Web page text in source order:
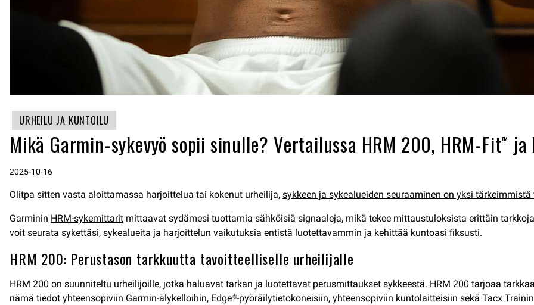
URHEILU JA KUNTOILU
Mikä Garmin-sykevyö sopii sinulle? Vertailussa HRM 200, HRM-Fit™ ja
2025-10-16
Olitpa sitten vasta aloittamassa harjoittelua tai kokenut urheilija, sykkeen ja sykealueiden seuraaminen on yksi
Garminin HRM-sykemittarit mittaavat sydämesi tuottamia sähköisiä signaaleja, mikä tekee mittaustuloksista erittäin
voit seurata sykettäsi, sykealueita ja harjoittelun vaikutuksia entistä luotettavammin ja kehittää kuntoasi fiksusti.
HRM 200: Perustason tarkkuutta tavoitteelliselle urheilijalle
HRM 200 on suunniteltu urheilijoille, jotka haluavat tarkan ja luotettavat perusmittaukset sykkeestä. HRM 200 tarjoaa
nämä tiedot yhteensopiviin Garmin-älykelloihin, Edge®-pyöräilytietokoneisiin, yhteensopiviin kuntolaitteisiin sekä Tacx